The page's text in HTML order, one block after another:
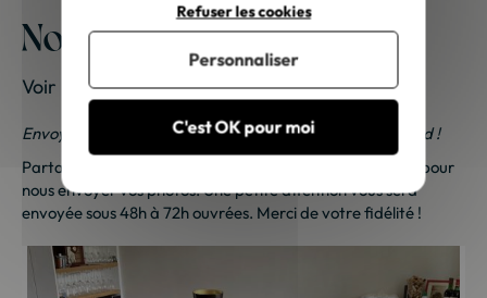
Nos meubles chez vous
Voir les photos de nos clients
Envoyez-nous vos photos ; une petite surprise vous attend !
Partagez vos photos et recevez une surprise !
pour
nous envoyer vos photos. Une petite attention vous sera
envoyée sous 48h à 72h ouvrées. Merci de votre fidélité !
C'est OK pour moi
Refuser les cookies
Personnaliser